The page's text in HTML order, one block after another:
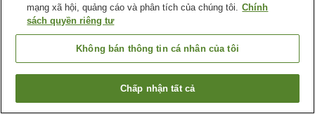
Bãi đỗ xe
Lounge
Sảnh tiệc
Trang chủ Nhật Bản Tỉnh Kanagawa
Thành phố Kamakura
Kaihinso Kamakura
Tìm phòng trống
mạng xã hội, quảng cáo và phân tích của chúng tôi. Chính
sách quyền riêng tư
Không bán thông tin cá nhân của tôi
Chấp nhận tất cả